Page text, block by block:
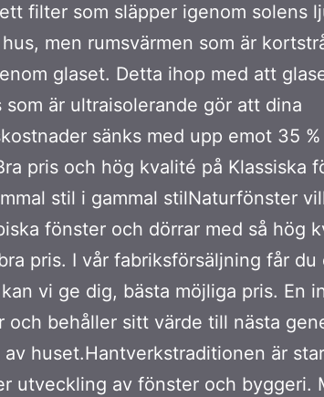
filter som släpper igenom solens
men rumsvärmen som är
glaset. Detta ihop med att
som är ultraisolerande gör att dina
sänks med upp emot 35
pris och hög kvalité på Klassiska
stil i gammal stilNaturfönster
fönster och dörrar med så hög
pris. I vår fabriksförsäljning får du
vi ge dig, bästa möjliga pris. En
och behåller sitt värde till nästa
huset.Hantverkstraditionen är
utveckling av fönster och byggeri.